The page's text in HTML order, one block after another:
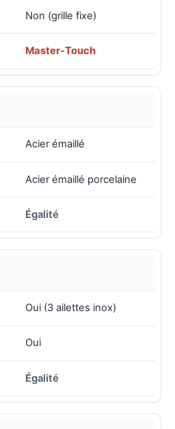
Non (grille fixe)
Master-Touch
Acier émaillé
Acier émaillé porcelaine
Égalité
Oui (3 ailettes inox)
Oui
Égalité